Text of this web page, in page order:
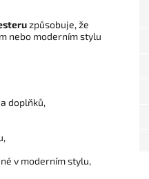
způsobuje, že
nebo moderním stylu
doplňků,
v moderním stylu,